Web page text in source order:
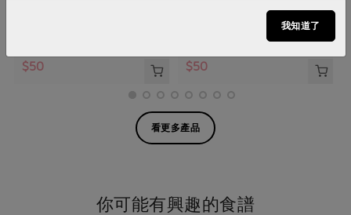
$50 $50
看更多產品
你可能有興趣的食譜
我知道了